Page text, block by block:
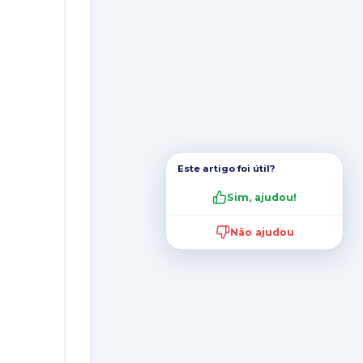
Este artigo foi útil?
Sim, ajudou!
Não ajudou